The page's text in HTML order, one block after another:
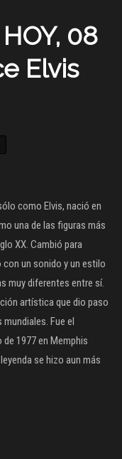
08
Elvis
como Elvis, nació en
una de las figuras más
XX. Cambió para
un sonido y un estilo
muy diferentes entre sí.
artística que dio paso
Fue el
1977 en Memphis
se hizo aun más